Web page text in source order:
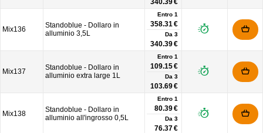
340.39 €
Mix136
Standoblue - Dollaro in
alluminio 3,5L
Entro 1
358.31 €
Da 3
340.39 €
Mix137
Standoblue - Dollaro in
alluminio extra large 1L
Entro 1
109.15 €
Da 3
103.69 €
Mix138
Standoblue - Dollaro in
alluminio all'ingrosso 0,5L
Entro 1
80.39 €
Da 3
76.37 €